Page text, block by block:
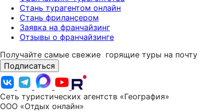
Стань турагентом онлайн
Стань фрилансером
Заявка на франчайзинг
Отзывы о франчайзинге
Получайте самые свежие горящие туры на почту
Подписаться
Сеть туристических агентств «География»
ООО «Отдых онлайн»